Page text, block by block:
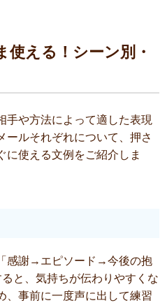
使える！シーン別・
手や方法によって適した表現
ールそれぞれについて、押さ
に使える文例をご紹介しま
感謝→エピソード→今後の抱
と、気持ちが伝わりやすくな
、事前に一度声に出して練習